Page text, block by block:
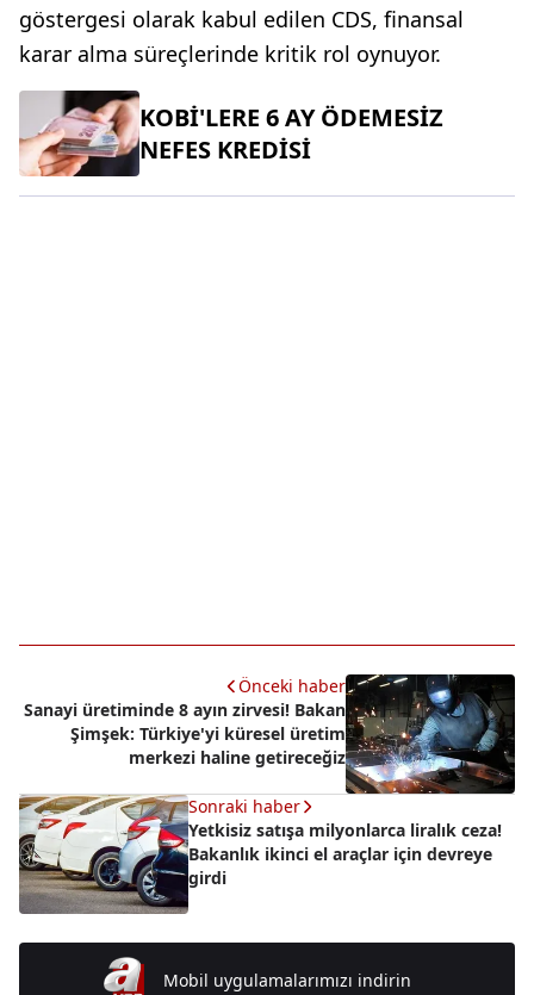
göstergesi olarak kabul edilen CDS, finansal
karar alma süreçlerinde kritik rol oynuyor.
KOBİ'LERE 6 AY ÖDEMESİZ
NEFES KREDİSİ
Önceki haber
Sanayi üretiminde 8 ayın zirvesi! Bakan
Şimşek: Türkiye'yi küresel üretim
merkezi haline getireceğiz
Sonraki haber
Yetkisiz satışa milyonlarca liralık ceza!
Bakanlık ikinci el araçlar için devreye
girdi
Mobil uygulamalarımızı indirin